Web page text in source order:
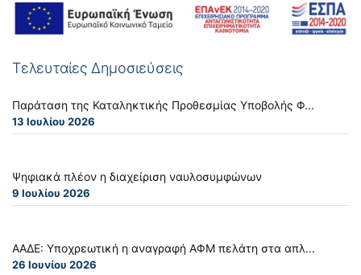
Τελευταίες Δημοσιεύσεις
Παράταση της Καταληκτικής Προθεσμίας Υποβολής Φ...
13 Ιουλίου 2026
Ψηφιακά πλέον η διαχείριση ναυλοσυμφώνων
9 Ιουλίου 2026
ΑΑΔΕ: Υποχρεωτική η αναγραφή ΑΦΜ πελάτη στα απλ...
26 Ιουνίου 2026